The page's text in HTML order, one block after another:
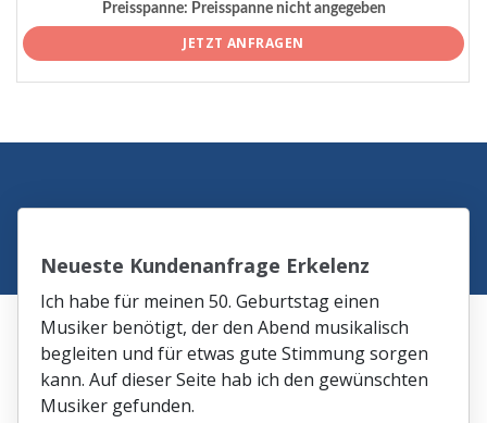
Preisspanne: Preisspanne nicht angegeben
JETZT ANFRAGEN
Neueste Kundenanfrage Erkelenz
Ich habe für meinen 50. Geburtstag einen
Musiker benötigt, der den Abend musikalisch
begleiten und für etwas gute Stimmung sorgen
kann. Auf dieser Seite hab ich den gewünschten
Musiker gefunden.